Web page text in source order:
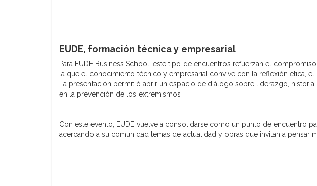
EUDE, formación técnica y empresarial
Para EUDE Business School, este tipo de encuentros refuerzan el
la que el conocimiento técnico y empresarial convive con la reflexión ética,
La presentación permitió abrir un espacio de diálogo sobre liderazgo,
en la prevención de los extremismos.
Con este evento, EUDE vuelve a consolidarse como un punto de encuentro
acercando a su comunidad temas de actualidad y obras que invitan a pensar